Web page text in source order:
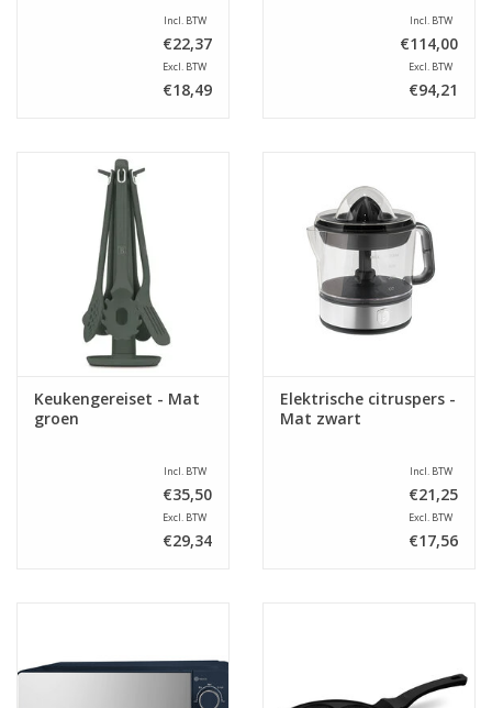
Incl. BTW
€22,37
Excl. BTW
€18,49
Incl. BTW
€114,00
Excl. BTW
€94,21
Keukengereiset - Mat
groen
Incl. BTW
€35,50
Excl. BTW
€29,34
Elektrische citruspers -
Mat zwart
Incl. BTW
€21,25
Excl. BTW
€17,56